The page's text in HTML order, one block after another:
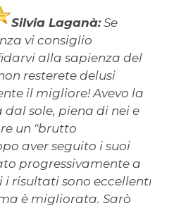
Silvia Laganà:Se
vi consiglio
alla sapienza del
resterete delusi
il migliore! Avevo la
sole, piena di nei e
un "brutto
aver seguito i suoi
progressivamente a
risultati sono eccellenti
è migliorata. Sarò